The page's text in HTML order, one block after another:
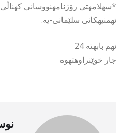
*سهلامهتی رۆژنامهنووسانی
ئهمنیهكانی سلێمانی-یه.
ئهم بابهته 24
جار خوێنراوهتهوه